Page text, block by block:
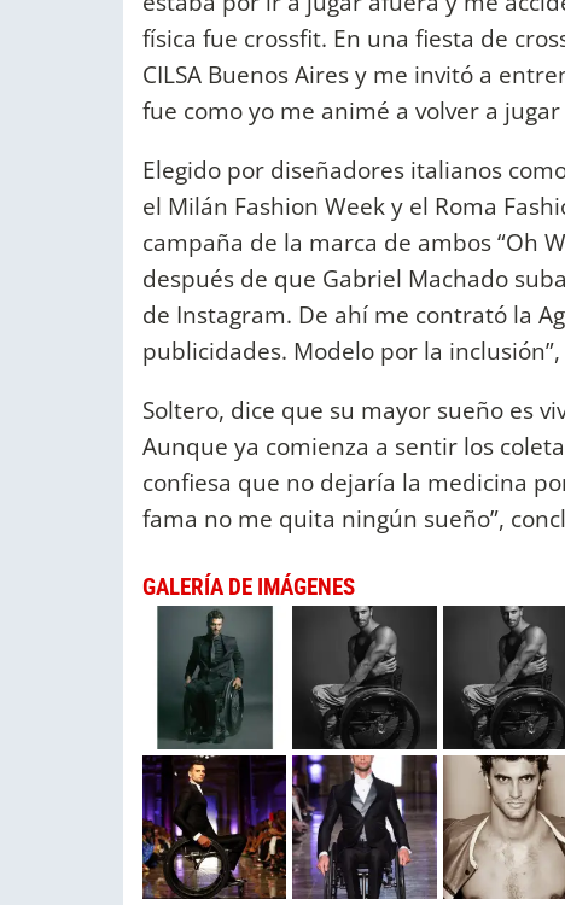
física fue crossfit. En una fiesta de
CILSA Buenos Aires y me invitó a
fue como yo me animé a volver a
Elegido por diseñadores italianos
el Milán Fashion Week y el Roma
campaña de la marca de ambos “Oh
después de que Gabriel Machado
de Instagram. De ahí me contrató la
publicidades. Modelo por la inclusión”,
Soltero, dice que su mayor sueño es
Aunque ya comienza a sentir los
confiesa que no dejaría la medicina
fama no me quita ningún sueño”,
GALERÍA DE IMÁGENES